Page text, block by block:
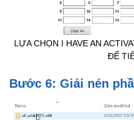
LỰA CHỌN I HAVE AN
ĐỂ
Bước 6: Giải nén